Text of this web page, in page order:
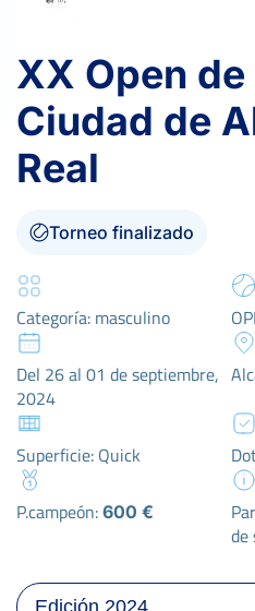
Torneo finalizado
XX Open de
Ciudad de
Real
Categoría: masculino
Del 26 al 01 de septiembre,
2024
Superficie: Quick
P.campeón: 600 €
de